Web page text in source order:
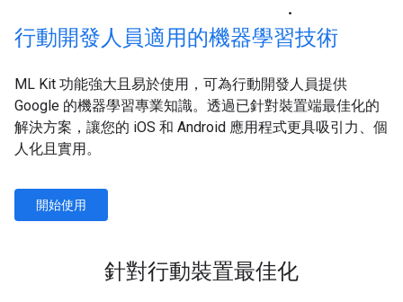
行動開發人員適用的機器學習技術
ML Kit 功能強大且易於使用，可為行動開發人員提供
Google 的機器學習專業知識。透過已針對裝置端最佳化的
解決方案，讓您的 iOS 和 Android 應用程式更具吸引力、個
人化且實用。
開始使用
針對行動裝置最佳化